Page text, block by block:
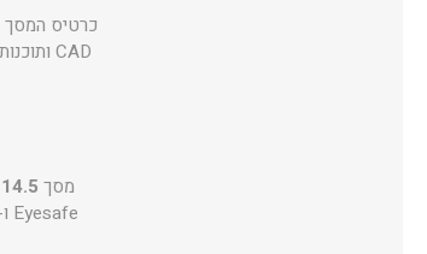
כרטיס המסך
CAD ותוכנות מקצועיות. האחסון מבוסס על
מסך 14.5 אינץ’ WUXGA (1920×1200)
Eyesafe ו-TÜV להפחתת אור כחול, ויחס מסך-לגוף של 88%. גוף האלומיניום עומד בתקן